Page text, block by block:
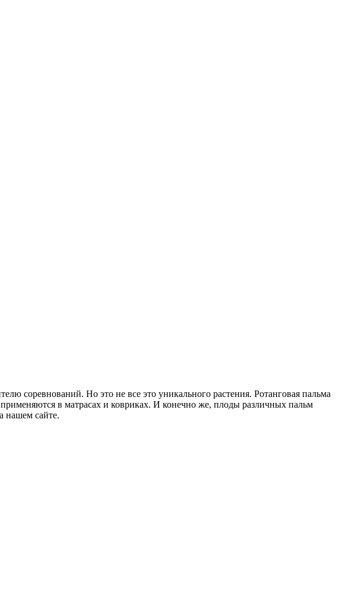
соревнований. Но это не все это уникального растения. Ротанговая пальма
в матрасах и ковриках. И конечно же, плоды различных пальм
нашем сайте.